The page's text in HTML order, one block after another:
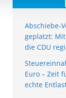
Abschiebe-
geplatzt:
die CDU
Euro – Zeit
echte